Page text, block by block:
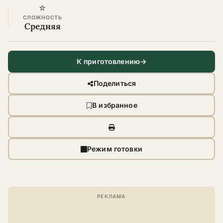
⭐
СЛОЖНОСТЬ
Средняя
К приготовлению
Поделиться
В избранное
Режим готовки